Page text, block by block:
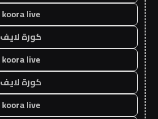
koora live
كورة لايف
koora live
كورة لايف
koora live